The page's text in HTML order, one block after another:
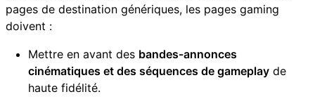
pages de destination génériques, les pages gaming
doivent :
Mettre en avant des bandes-annonces
cinématiques et des séquences de gameplay de
haute fidélité.